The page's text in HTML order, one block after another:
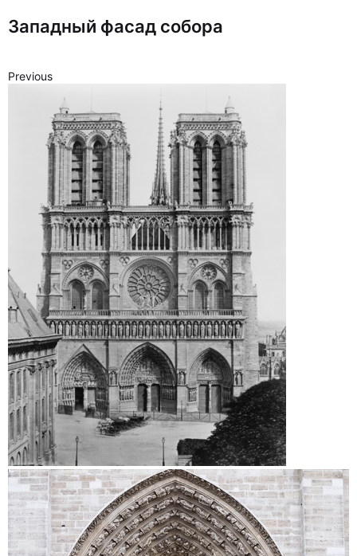
Западный фасад собора
Previous